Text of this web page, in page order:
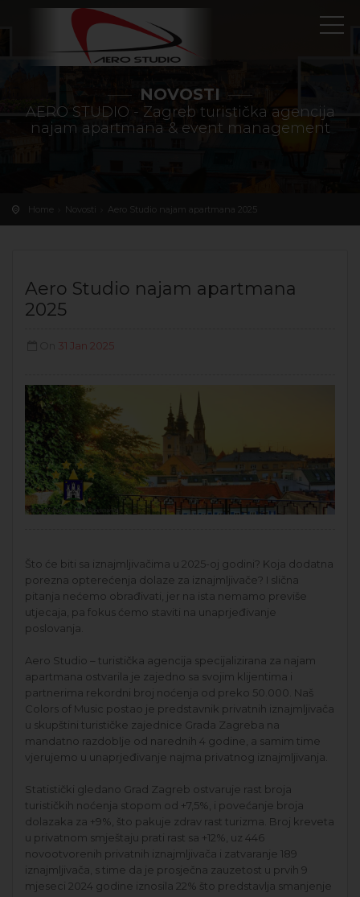
NOVOSTI
AERO STUDIO - Zagreb turistička agencija
najam apartmana & event management
Home Novosti Aero Studio najam apartmana 2025
Aero Studio najam apartmana
2025
31 Jan 2025
Što će biti sa iznajmljivačima u 2025-oj godini? Koja dodatna
porezna opterećenja dolaze za iznajmljivače? I slična
pitanja nećemo obrađivati, jer na ista nemamo previše
utjecaja, pa fokus ćemo staviti na unaprjeđivanje
poslovanja.
Aero Studio – turistička agencija specijalizirana za najam
apartmana ostvarila je zajedno sa svojim klijentima i
partnerima rekordni broj noćenja od preko 50.000. Naš
Colors of Music postao je predstavnik privatnih iznajmljivača
u skupštini turističke zajednice Grada Zagreba na
mandatno razdoblje od narednih 4 godine, a samim time
vjerujemo u unaprjeđivanje najma privatnog iznajmljivanja.
Statistički gledano Grad Zagreb ostvaruje rast broja
turističkih noćenja stopom od +7,5%, i povećanje broja
dolazaka za +9%, što pakuje zdrav rast turizma. Broj kreveta
u privatnom smještaju prati rast sa +12%, uz 446
novootvorenih privatnih iznajmljivača i zatvaranje 189
iznajmljivača, s time da je prosječna zauzetost u prvih 9
mjeseci 2024 godine iznosila 22% što predstavlja smanjenje